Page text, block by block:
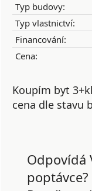
Typ budovy:
Typ vlastnictví:
Financování:
Cena:
Koupím byt
cena dle stavu
Odpovídá
poptávce?